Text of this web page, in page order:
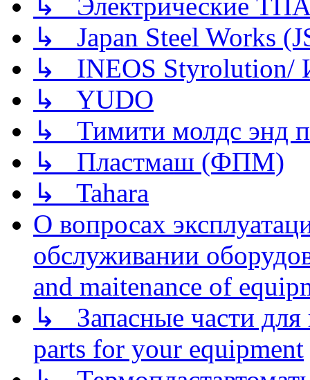
↳ Электрические
↳ Japan Steel Works
↳ INEOS
↳ YUDO
↳ Тимити молдс энд
↳ Пластмаш (ФПМ)
↳ Tahara
О вопросах
обслуживании
and maitenance of
↳ Запасные части для
parts for your equipment